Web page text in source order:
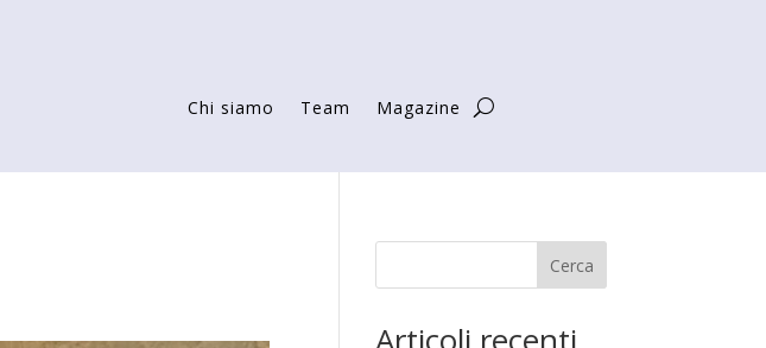
Chi siamo Team Magazine
Cerca